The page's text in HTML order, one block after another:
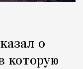
о
которую